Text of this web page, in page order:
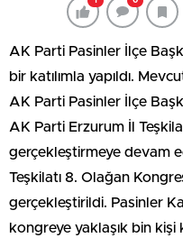
AK Parti Pasinler İlçe
bir katılımla yapıldı.
AK Parti Pasinler İlçe
AK Parti Erzurum İl
gerçekleştirmeye devam
Teşkilatı 8. Olağan
gerçekleştirildi. Pasinler
kongreye yaklaşık bin kişi